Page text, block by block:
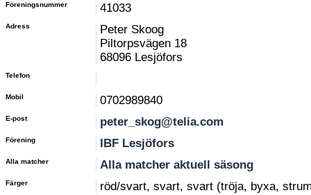
Föreningsnummer 41033
Adress
Peter Skoog
Piltorpsvägen 18
68096 Lesjöfors
Telefon
Mobil 0702989840
E-post peter_skog@telia.com
Förening IBF Lesjöfors
Alla matcher Alla matcher aktuell säsong
Färger röd/svart, svart, svart (tröja, byxa,